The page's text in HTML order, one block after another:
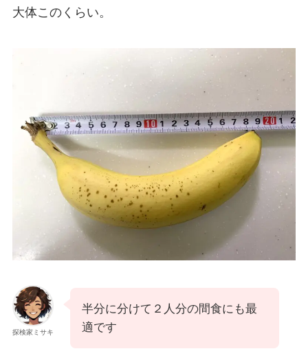
大体このくらい。
探検家ミサキ
半分に分けて２人分の間食にも最
適です